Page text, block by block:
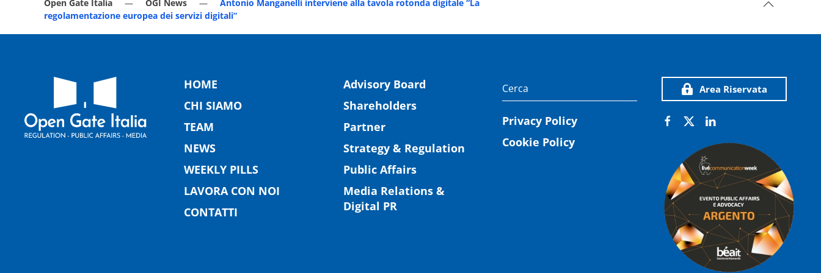
Open Gate Italia OGI News
Antonio Manganelli interviene alla tavola rotonda digitale “La
regolamentazione europea dei servizi digitali”
HOME
CHI SIAMO
TEAM
NEWS
WEEKLY PILLS
LAVORA CON NOI
CONTATTI
Advisory Board
Shareholders
Partner
Strategy & Regulation
Public Affairs
Media Relations &
Digital PR
Privacy Policy
Cookie Policy
Area Riservata